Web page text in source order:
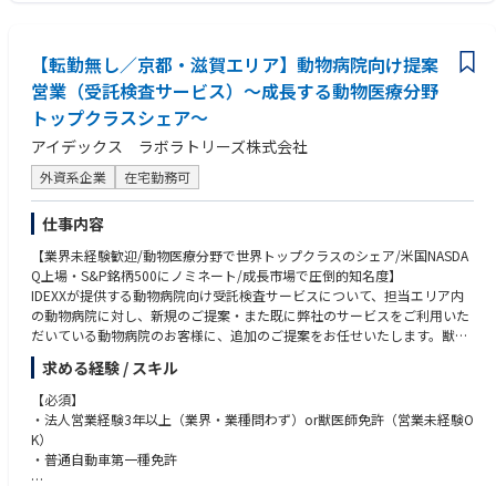
【転勤無し／京都・滋賀エリア】動物病院向け提案
営業（受託検査サービス）～成長する動物医療分野
トップクラスシェア～
アイデックス ラボラトリーズ株式会社
外資系企業 在宅勤務可
仕事内容
【業界未経験歓迎/動物医療分野で世界トップクラスのシェア/米国NASDA
Q上場・S&P銘柄500にノミネート/成長市場で圧倒的知名度】
IDEXXが提供する動物病院向け受託検査サービスについて、担当エリア内
の動物病院に対し、新規のご提案・また既に弊社のサービスをご利用いた
だいている動物病院のお客様に、追加のご提案をお任せいたします。獣医
師のお客様はアイデックスの製品・サービスのいずれかをご利用いただい
たことがある方がほとんどですので、新規の営業も比較的行いやすい環境
です。
■担当エリアと働き方
泊りがけの出張が発生する場合もあります。直行直帰の営業スタイルで新
規顧客・既存顧客への新規製品提案です（社用車、PC、携帯電話、iPad
貸与）スケジュールはご自身で立てていただきますので、ワークライフバ
求める経験 / スキル
【必須】
・法人営業経験3年以上（業界・業種問わず）or獣医師免許（営業未経験O
K）
・普通自動車第一種免許